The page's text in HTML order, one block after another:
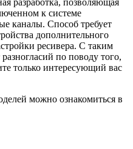
к системе
каналы. Способ требует
дополнительного
ресивера. С таким
по поводу того,
только интересующий вас
можно ознакомиться в